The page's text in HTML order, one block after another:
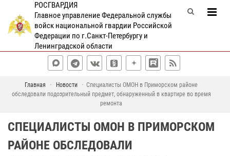
РОСГВАРДИЯ
Главное управление Федеральной службы
войск национальной гвардии Российской
Федерации по г.Санкт-Петербургу и
Ленинградской области
Главная Новости
Специалисты ОМОН в Приморском районе
обследовали подозрительный предмет, обнаруженный в квартире во время
ремонта
СПЕЦИАЛИСТЫ ОМОН В ПРИМОРСКОМ
РАЙОНЕ ОБСЛЕДОВАЛИ